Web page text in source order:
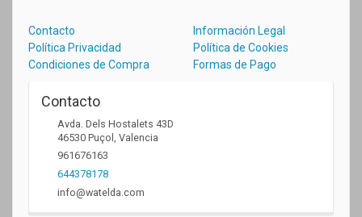
Contacto
Información Legal
Política Privacidad
Política de Cookies
Condiciones de Compra
Formas de Pago
Contacto
Avda. Dels Hostalets 43D
46530 Puçol Valencia
961676163
644378178
info@watelda.com